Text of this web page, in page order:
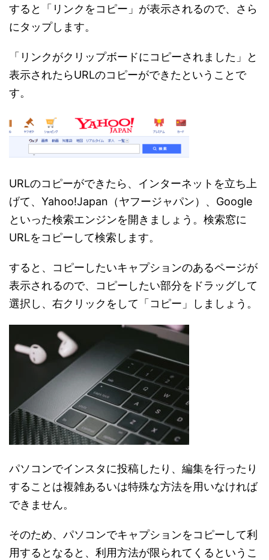
すると「リンクをコピー」が表示されるので、さら
にタップします。
「リンクがクリップボードにコピーされました」と
表示されたらURLのコピーができたということで
す。
URLのコピーができたら、インターネットを立ち上
げて、Yahoo!Japan（ヤフージャパン）、Google
といった検索エンジンを開きましょう。検索窓に
URLをコピーして検索します。
すると、コピーしたいキャプションのあるページが
表示されるので、コピーしたい部分をドラッグして
選択し、右クリックをして「コピー」しましょう。
パソコンでインスタに投稿したり、編集を行ったり
することは複雑あるいは特殊な方法を用いなければ
できません。
そのため、パソコンでキャプションをコピーして利
用するとなると、利用方法が限られてくるというこ